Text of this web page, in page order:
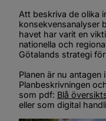
Att beskriva de olika
konsekvensanalyser
havet har varit en
nationella och
Götalands strategi
Planen är nu
Planbeskrivningen
som pdf: Blå
eller som digital